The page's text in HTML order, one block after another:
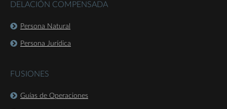
DELACIÓN COMPENSADA
Persona Natural
Persona Jurídica
FUSIONES
Guías de Operaciones